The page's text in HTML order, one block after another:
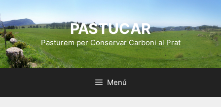
al
contingut
PASTUCAR
Pasturem per Conservar Carboni al Prat
Menú